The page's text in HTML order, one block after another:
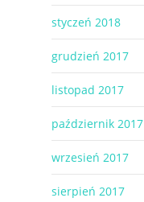
styczeń 2018
grudzień 2017
listopad 2017
październik 2017
wrzesień 2017
sierpień 2017